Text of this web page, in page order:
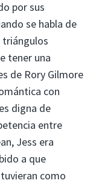
por sus
se habla de
triángulos
tener una
de Rory Gilmore
con
digna de
entre
Jess era
a que
como